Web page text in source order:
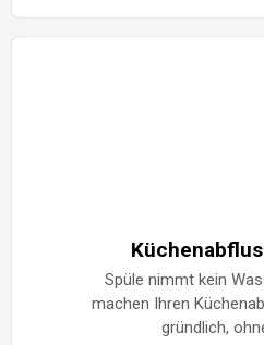
Spüle nimmt kein
machen Ihren
gründlich,